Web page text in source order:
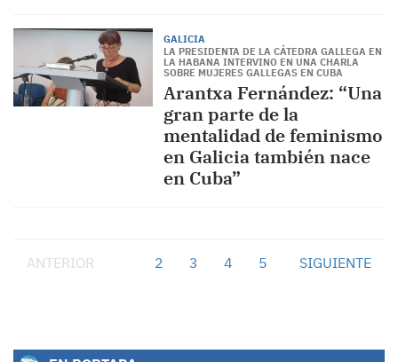
GALICIA
LA PRESIDENTA DE LA CÁTEDRA GALLEGA EN
LA HABANA INTERVINO EN UNA CHARLA
SOBRE MUJERES GALLEGAS EN CUBA
Arantxa Fernández: “Una
gran parte de la
mentalidad de feminismo
en Galicia también nace
en Cuba”
ANTERIOR 2 3 4 5 SIGUIENTE